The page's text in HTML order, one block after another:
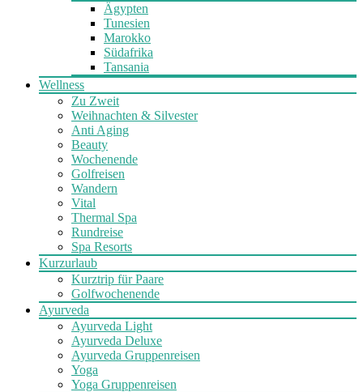
Ägypten
Tunesien
Marokko
Südafrika
Tansania
Wellness
Zu Zweit
Weihnachten & Silvester
Anti Aging
Beauty
Wochenende
Golfreisen
Wandern
Vital
Thermal Spa
Rundreise
Spa Resorts
Kurzurlaub
Kurztrip für Paare
Golfwochenende
Ayurveda
Ayurveda Light
Ayurveda Deluxe
Ayurveda Gruppenreisen
Yoga
Yoga Gruppenreisen